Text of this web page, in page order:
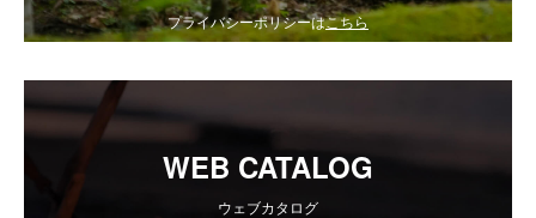
プライバシーポリシーはこちら
WEB CATALOG
ウェブカタログ